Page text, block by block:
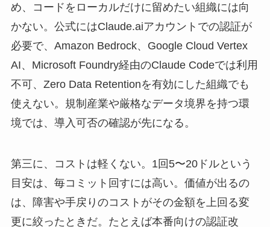
め、コードをローカルだけに留めたい組織には向
かない。公式にはClaude.aiアカウントでの認証が
必要で、Amazon Bedrock、Google Cloud Vertex
AI、Microsoft Foundry経由のClaude Codeでは利用
不可、Zero Data Retentionを有効にした組織でも
使えない。規制産業や厳格なデータ境界を持つ環
境では、導入可否の確認が先になる。
第三に、コストは軽くない。1回5〜20ドルという
目安は、毎コミット回すには高い。価値が出るの
は、障害や手戻りのコストがその金額を上回る変
更に絞ったときだ。たとえば本番向けの認証改